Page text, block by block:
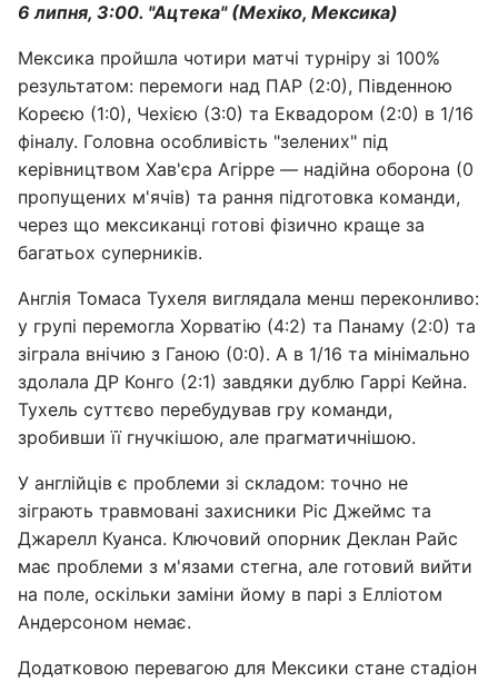
6 липня, 3:00. "Ацтека" (Мехіко, Мексика)
Мексика пройшла чотири матчі турніру зі 100%
результатом: перемоги над ПАР (2:0), Південною
Кореєю (1:0), Чехією (3:0) та Еквадором (2:0) в 1/16
фіналу. Головна особливість "зелених" під
керівництвом Хав'єра Агірре — надійна оборона (0
пропущених м'ячів) та рання підготовка команди,
через що мексиканці готові фізично краще за
багатьох суперників.
Англія Томаса Тухеля виглядала менш переконливо:
у групі перемогла Хорватію (4:2) та Панаму (2:0) та
зіграла внічию з Ганою (0:0). А в 1/16 та мінімально
здолала ДР Конго (2:1) завдяки дублю Гаррі Кейна.
Тухель суттєво перебудував гру команди,
зробивши її гнучкішою, але прагматичнішою.
У англійців є проблеми зі складом: точно не
зіграють травмовані захисники Ріс Джеймс та
Джарелл Куанса. Ключовий опорник Деклан Райс
має проблеми з м'язами стегна, але готовий вийти
на поле, оскільки заміни йому в парі з Елліотом
Андерсоном немає.
Додатковою перевагою для Мексики стане стадіон